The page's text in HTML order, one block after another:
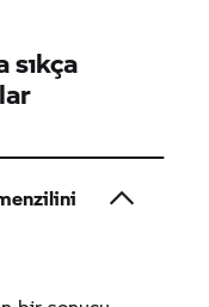
sıkça